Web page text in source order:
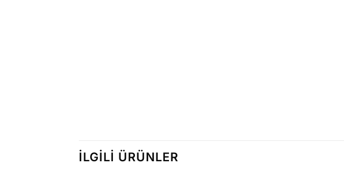
İLGILI ÜRÜNLER